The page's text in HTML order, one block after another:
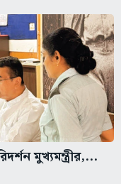
মুখ্যমন্ত্রীর,...